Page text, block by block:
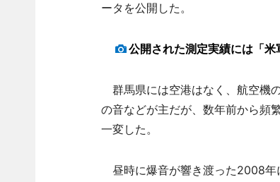
ータを公開した。
公開された測定実績には「
群馬県には空港はなく、航空機
の音などが主だが、数年前から頻
一変した。
昼時に爆音が響き渡った2008年